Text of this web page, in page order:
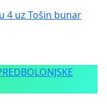
4 uz Tošin bunar